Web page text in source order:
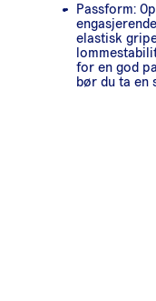
Passform:
elastisk
for en god
bør du ta en